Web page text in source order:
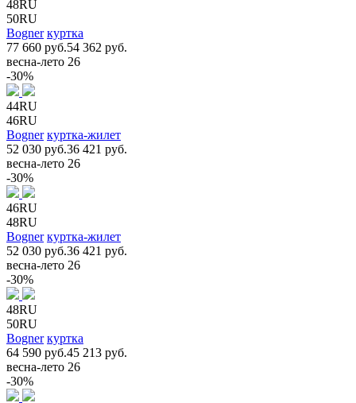
48RU
50RU
Bogner куртка
77 660 руб.54 362 руб.
весна-лето 26
-30%
44RU
46RU
Bogner куртка-жилет
52 030 руб.36 421 руб.
весна-лето 26
-30%
46RU
48RU
Bogner куртка-жилет
52 030 руб.36 421 руб.
весна-лето 26
-30%
48RU
50RU
Bogner куртка
64 590 руб.45 213 руб.
весна-лето 26
-30%